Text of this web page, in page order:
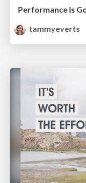
tammyeverts